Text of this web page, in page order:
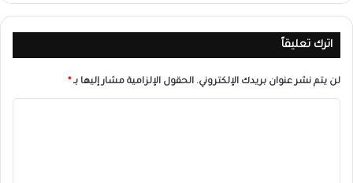
اترك تعليقاً
لن يتم نشر عنوان بريدك الإلكتروني. الحقول الإلزامية مشار إليها بـ*